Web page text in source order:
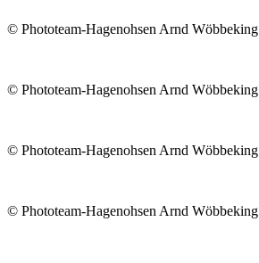
© Phototeam-Hagenohsen Arnd Wöbbeking
© Phototeam-Hagenohsen Arnd Wöbbeking
© Phototeam-Hagenohsen Arnd Wöbbeking
© Phototeam-Hagenohsen Arnd Wöbbeking